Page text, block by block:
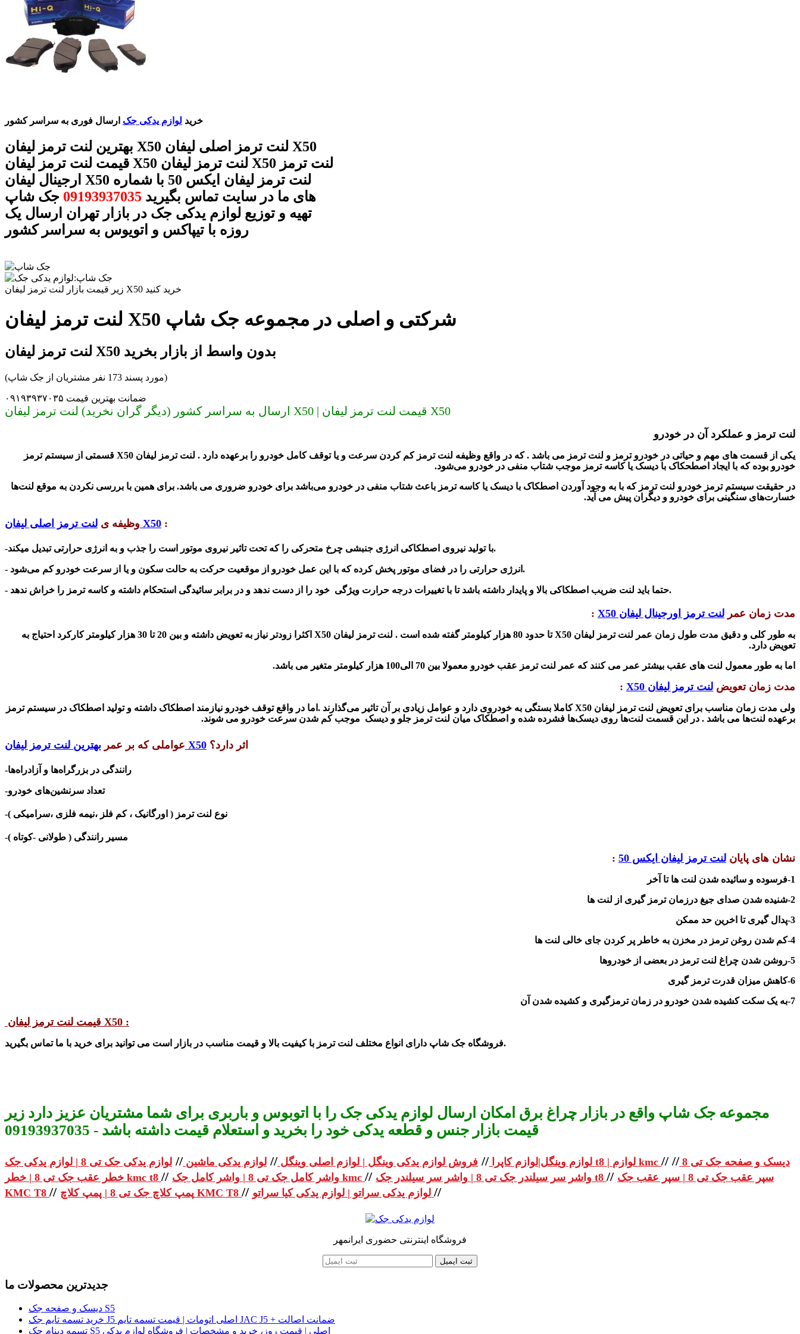
خرید لوازم یدکی جک ارسال فوری به سراسر کشور
بهترین لنت ترمز لیفان X50 لنت ترمز اصلی لیفان X50
قیمت لنت ترمز لیفان X50 لنت ترمز لیفان X50 لنت ترمز
ارجینال لیفان X50 لنت ترمز لیفان ایکس 50 با شماره
های ما در سایت تماس بگیرید 09193937035 جک شاپ
تهیه و توزیع لوازم یدکی جک در بازار تهران ارسال یک
روزه با تیپاکس و اتویوس به سراسر کشور
زیر قیمت بازار لنت ترمز لیفان X50 خرید کنید
لنت ترمز لیفان X50 شرکتی و اصلی در مجموعه جک شاپ
لنت ترمز لیفان X50 بدون واسط از بازار بخرید
(مورد پسند 173 نفر مشتریان از جک شاپ)
ضمانت بهترین قیمت ۰۹۱۹۳۹۳۷۰۳۵
ارسال به سراسر کشور (دیگر گران نخرید) لنت ترمز لیفان X50 | قیمت لنت ترمز لیفان X50
لنت ترمز و عملکرد آن در خودرو
یکی از قسمت های مهم و حیاتی در خودرو ترمز و لنت ترمز می باشد . که در واقع وظیفه لنت ترمز کم کردن سرعت و یا توقف کامل خودرو را برعهده دارد . لنت ترمز لیفان X50 قسمتی از سیستم ترمز
خودرو بوده که با ایجاد اصطحکاک با دیسک یا کاسه ترمز موجب شتاب منفی در خودرو می‌شود.
در حقیقت سیستم ترمز خودرو لنت ترمزکه با به وجود آوردن اصطکاک با دیسک یا کاسه ترمز باعث شتاب منفی در خودرو می‌باشد برای خودرو ضروری می باشد. برای همین با بررسی نکردن به موقع لنت‌ها
خسارت‌های سنگینی برای خودرو و دیگران پیش می آید.
وظیفه ی لنت ترمز اصلی لیفان X50 :
-با تولید نیروی اصطکاکی انرژی جنبشی چرخ متحرکی را که تحت تاثیر نیروی موتور است را جذب و به انرژی حرارتی تبدیل میکند.
- انرژی حرارتی را در فضای موتور پخش کرده که با این عمل خودرو از موقعیت حرکت به حالت سکون و یا از سرعت خودرو کم می‌شود.
- حتما باید لنت ضریب اصطکاکی بالا و پایدار داشته باشد تا با تغییرات درجه حرارت ویژگی خود را از دست ندهد و در برابر سائیدگی استحکام داشته و کاسه ترمز را خراش ندهد.
مدت زمان عمر لنت ترمز اورجینال لیفان X50 :
به طور کلی و دقیق مدت طول زمان عمر لنت ترمز لیفان X50 تا حدود 80 هزار کیلومتر گفته شده است . لنت ترمز لیفان X50 اکثرا زودتر نیاز به تعویض داشته و بین 20 تا 30 هزار کیلومتر کارکرد احتیاج به
تعویض دارد.
اما به طور معمول لنت های عقب بیشتر عمر می کنند که عمر لنت ترمز عقب خودرو معمولا بین 70 الی100 هزار کیلومتر متغیر می باشد.
مدت زمانتعویض لنت ترمز لیفان X50 :
ولی مدت زمان مناسب برای تعویض لنت ترمز لیفان X50
کاملا بستگی به خودروی دارد و عوامل زیادی بر آن تاثیر می‌گذارند .اما در واقع توقف خودرو نیازمند اصطکاک داشته و تولید اصطکاک در سیستم ترمز
برعهده لنت‌ها می باشد . در این قسمت لنت‌ها روی دیسک‌ها فشرده شده و اصطکاک میان لنت ترمز جلو و دیسک موجب کم شدن سرعت خودرو می شوند.
عواملی که بر عمر بهترین لنت ترمز لیفان X50 اثر دارد؟
-رانندگی در بزرگراه‌ها و آزادراه‌ها
-تعداد سرنشین‌های خودرو
-نوع لنت ترمز ( اورگانیک ، کم‌ فلز ،نیمه فلزی ،سرامیکی )
-مسیر رانندگی ( طولانی -کوتاه )
نشان های پایان لنت ترمز لیفان ایکس 50 :
1-فرسوده و سائیده شدن لنت ها تا آخر
2-شنیده شدن صدای جیغ در
زمان ترمز گیری از لنت ها
3-پدال گیری تا اخرین حد ممکن
4-کم شدن روغن ترمز در مخزن به خاطر پر کردن جای خالی لنت ها
5- روشن شدن چراغ لنت ترمز در بعضی از خودروها
6-کاهش میزان قدرت ترمز گیری
7- به یک سکت کشیده شدن خودرو در زمان ترمزگیری و کشیده شدن آن
قیمت لنت ترمز لیفان X50 :
فروشگاه جک شاپ دارای انواع مختلف لنت ترمز با کیفیت بالا و قیمت مناسب در بازار است می توانید برای خرید با ما تماس بگیرید.
مجموعه جک شاپ واقع در بازار چراغ برق امکان ارسال لوازم یدکی جک را با اتوبوس و باربری برای شما مشتریان عزیز دارد زیر
قیمت بازار جنس و قطعه یدکی خود را بخرید و استعلام قیمت داشته باشد - 09193937035
لوازم وینگل|لوازم کاپرا // فروش لوازم یدکی وینگل | لوازم اصلی وینگل // لوازم یدکی ماشین // لوازم یدکی جک تی 8 | لوازم یدکی جک t8 | لوازم kmc // دیسک و صفحه جک تی 8 //
خطر عقب جک تی 8 | خطر kmc t8 // واشر کامل جک تی 8 | واشر کامل جک kmc // واشر سر سیلندر جک تی 8 | واشر سر سیلندر جک t8 // سپر عقب جک تی 8 | سپر عقب جک
KMC T8 // پمپ کلاچ جک تی 8 | پمپ کلاچ KMC T8 // //
فروشگاه اینترنتی حضوری ایرانمهر
ثبت ایمیل
جدیدترین محصولات ما
دیسک و صفحه جک S5
خرید تسمه تایم جک J5 اصلی اتومات | قیمت تسمه تایم JAC J5 + ضمانت اصالت
تسمه دینام جک S5 اصلی | قیمت روز، خرید و مشخصات | فروشگاه لوازم یدکی